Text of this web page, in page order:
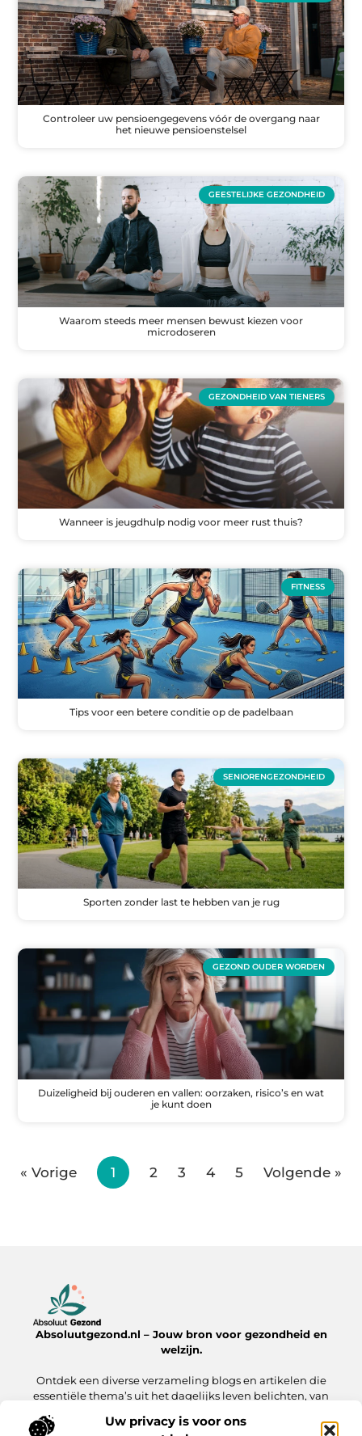
Uw privacy is voor ons
Controleer uw pensioengegevens vóór de overgang naar
het nieuwe pensioenstelsel
GEESTELIJKE GEZONDHEID
Waarom steeds meer mensen bewust kiezen voor
microdoseren
GEZONDHEID VAN TIENERS
Wanneer is jeugdhulp nodig voor meer rust thuis?
FITNESS
Tips voor een betere conditie op de padelbaan
SENIORENGEZONDHEID
Sporten zonder last te hebben van je rug
GEZOND OUDER WORDEN
Duizeligheid bij ouderen en vallen: oorzaken, risico’s en wat
je kunt doen
« Vorige 1 2 3 4 5 Volgende »
Absoluutgezond.nl – Jouw bron voor gezondheid en
welzijn.
Ontdek een diverse verzameling blogs en artikelen die
essentiële thema’s uit het dagelijks leven belichten, van